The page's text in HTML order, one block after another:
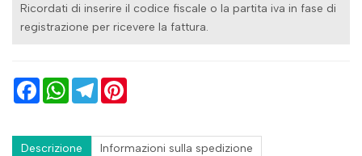
Ricordati di inserire il codice fiscale o la partita iva in fase di
registrazione per ricevere la fattura.
FacebookWhatsAppTelegram
Descrizione Informazioni sulla spedizione